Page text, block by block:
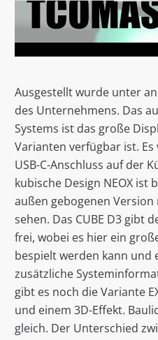
Ausgestellt wurde unter
des Unternehmens. Das
Systems ist das große
Varianten verfügbar ist.
USB-C-Anschluss auf der
kubische Design NEOX ist
außen gebogenen
sehen. Das CUBE D3 gibt
frei, wobei es hier ein
bespielt werden kann und
zusätzliche
gibt es noch die Variante
und einem 3D-Effekt.
gleich. Der Unterschied